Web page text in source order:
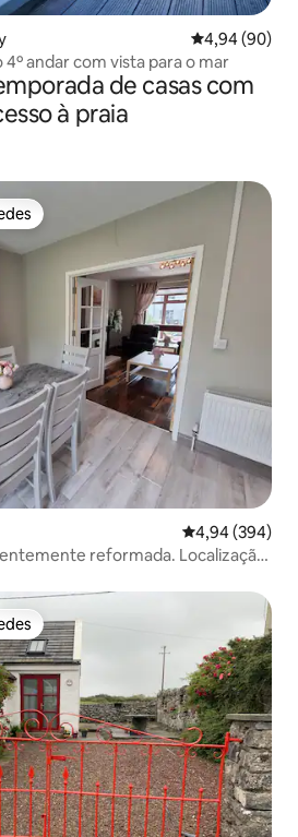
4,94 de uma
4,94 (90)
andar com vista para o mar
de casas com
à praia
dos hóspedes
4,94 de uma
4,94 (394)
reformada. Localização
dos hóspedes